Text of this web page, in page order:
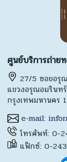
ศูนย์บริการถ่าย
27/5 ซอยอรุ
แขวงอรุณอมรินท
กรุงเทพมหานคร
โทรศัพท์: 0-
แฟ็กซ์: 0-